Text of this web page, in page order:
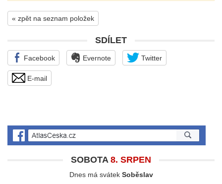
« zpět na seznam položek
SDÍLET
Facebook Evernote Twitter
E-mail
SOBOTA 8. SRPEN
Dnes má svátek Soběslav